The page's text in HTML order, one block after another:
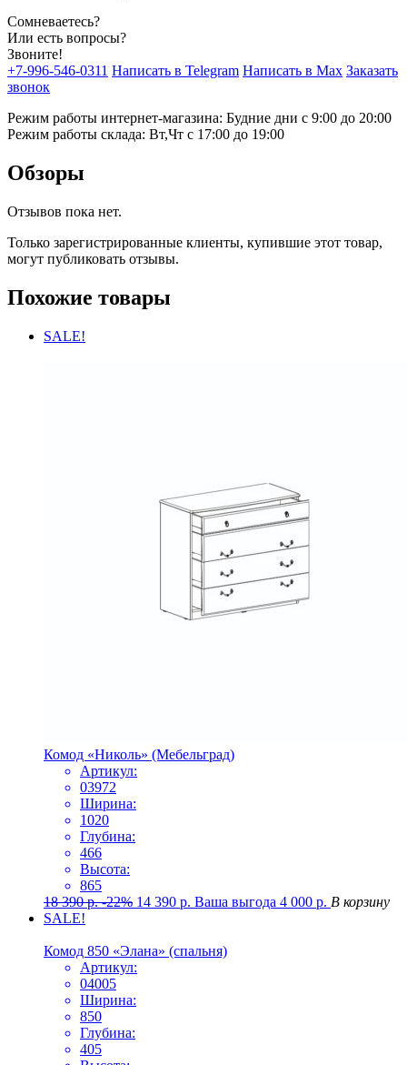
Сомневаетесь?
Или есть вопросы?
Звоните!
+7-996-546-0311 Написать в Telegram Написать в Max Заказать
звонок
Режим работы интернет-магазина: Будние дни с 9:00 до 20:00
Режим работы склада: Вт,Чт с 17:00 до 19:00
Обзоры
Отзывов пока нет.
Только зарегистрированные клиенты, купившие этот товар,
могут публиковать отзывы.
Похожие товары
SALE!
Комод «Николь» (Мебельград)
Артикул:
03972
Ширина:
1020
Глубина:
466
Высота:
865
18 390р. -22% 14 390 р. Ваша выгода 4 000 р. В корзину
SALE!
Комод 850 «Элана» (спальня)
Артикул:
04005
Ширина:
850
Глубина:
405